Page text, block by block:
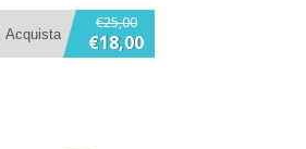
€25,00
€18,00